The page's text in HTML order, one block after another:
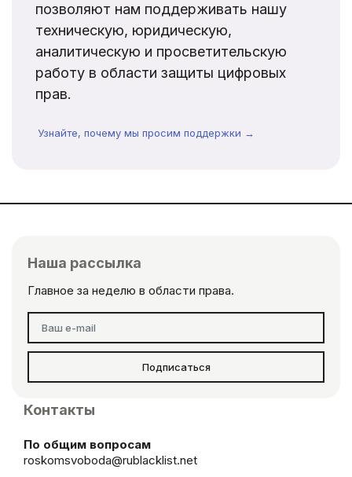
позволяют нам поддерживать нашу
техническую, юридическую,
аналитическую и просветительскую
работу в области защиты цифровых
прав.
Узнайте, почему мы просим поддержки →
Наша рассылка
Главное за неделю в области права.
Подписаться
Контакты
По общим вопросам
roskomsvoboda@rublacklist.net